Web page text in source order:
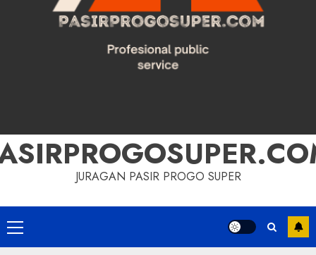
JURAGAN PASIR PROGO SUPER
Primary
Menu